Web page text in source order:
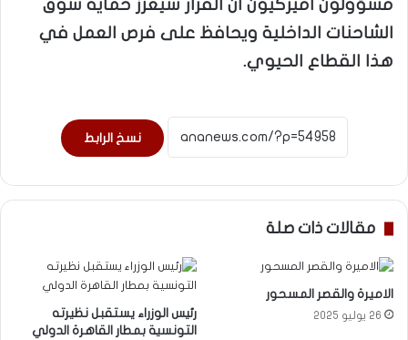
مسؤولون أميركيون أن القرار سيعزز حماية سوق
الشاحنات الداخلية ويحافظ على فرص العمل في
هذا القطاع الحيوي.
نسخ الرابط
مقالات ذات صلة
الاميرة والقصر المسحور
26 يوليو 2025
رئيس الوزراء يستقبل نظيرته
التونسية بمطار القاهرة الدولي